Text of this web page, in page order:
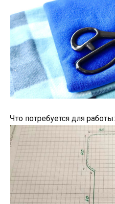
Что потребуется для работы: